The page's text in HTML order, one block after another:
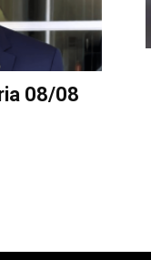
08/08